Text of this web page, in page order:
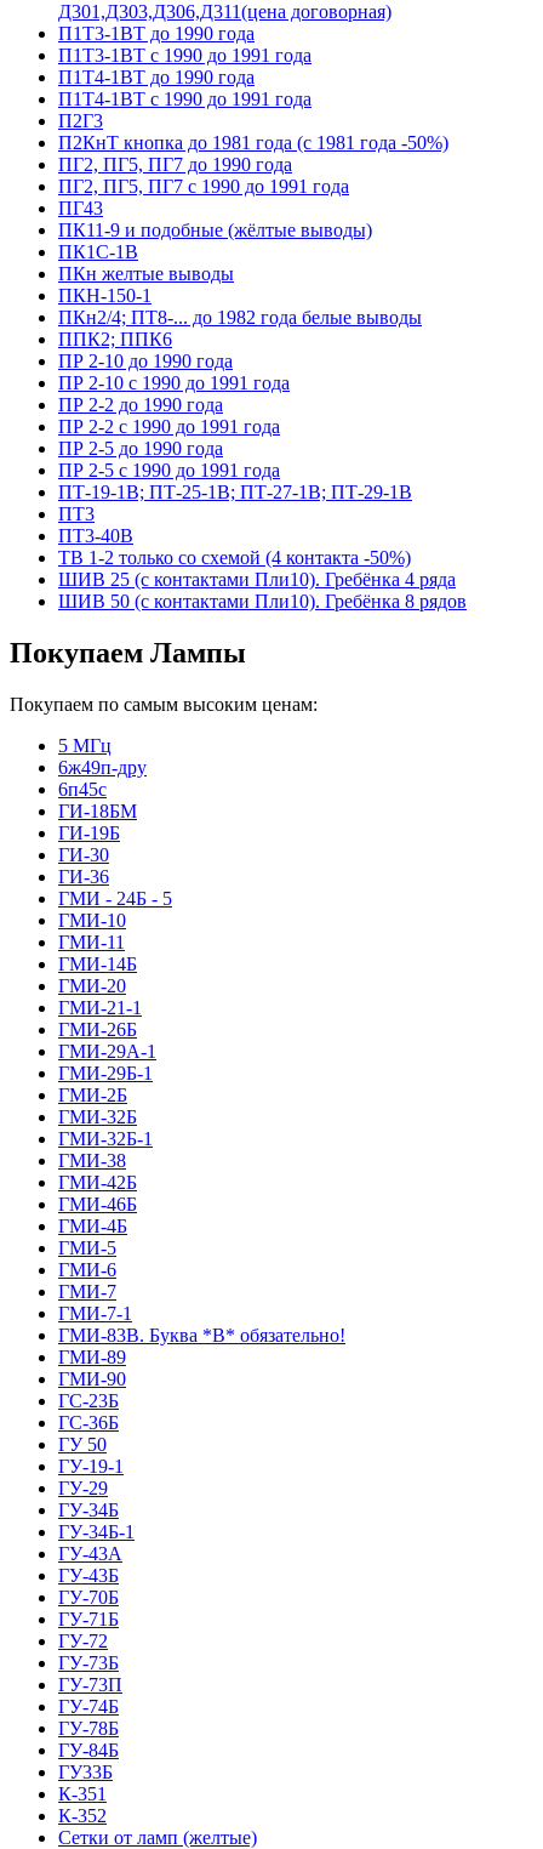
Д301,Д303,Д306,Д311(цена договорная)
П1Т3-1ВТ до 1990 года
П1Т3-1ВТ с 1990 до 1991 года
П1Т4-1ВТ до 1990 года
П1Т4-1ВТ с 1990 до 1991 года
П2Г3
П2КнТ кнопка до 1981 года (с 1981 года -50%)
ПГ2, ПГ5, ПГ7 до 1990 года
ПГ2, ПГ5, ПГ7 с 1990 до 1991 года
ПГ43
ПК11-9 и подобные (жёлтые выводы)
ПК1С-1В
ПКн желтые выводы
ПКН-150-1
ПКн2/4; ПТ8-... до 1982 года белые выводы
ППК2; ППК6
ПР 2-10 до 1990 года
ПР 2-10 с 1990 до 1991 года
ПР 2-2 до 1990 года
ПР 2-2 с 1990 до 1991 года
ПР 2-5 до 1990 года
ПР 2-5 с 1990 до 1991 года
ПТ-19-1В; ПТ-25-1В; ПТ-27-1В; ПТ-29-1В
ПТ3
ПТ3-40В
ТВ 1-2 только со схемой (4 контакта -50%)
ШИВ 25 (с контактами Пли10). Гребёнка 4 ряда
ШИВ 50 (с контактами Пли10). Гребёнка 8 рядов
Покупаем Лампы
Покупаем по самым высоким ценам:
5 МГц
6ж49п-дру
6п45с
ГИ-18БМ
ГИ-19Б
ГИ-30
ГИ-36
ГМИ - 24Б - 5
ГМИ-10
ГМИ-11
ГМИ-14Б
ГМИ-20
ГМИ-21-1
ГМИ-26Б
ГМИ-29А-1
ГМИ-29Б-1
ГМИ-2Б
ГМИ-32Б
ГМИ-32Б-1
ГМИ-38
ГМИ-42Б
ГМИ-46Б
ГМИ-4Б
ГМИ-5
ГМИ-6
ГМИ-7
ГМИ-7-1
ГМИ-83В. Буква *В* обязательно!
ГМИ-89
ГМИ-90
ГС-23Б
ГС-36Б
ГУ 50
ГУ-19-1
ГУ-29
ГУ-34Б
ГУ-34Б-1
ГУ-43А
ГУ-43Б
ГУ-70Б
ГУ-71Б
ГУ-72
ГУ-73Б
ГУ-73П
ГУ-74Б
ГУ-78Б
ГУ-84Б
ГУ33Б
К-351
К-352
Сетки от ламп (желтые)